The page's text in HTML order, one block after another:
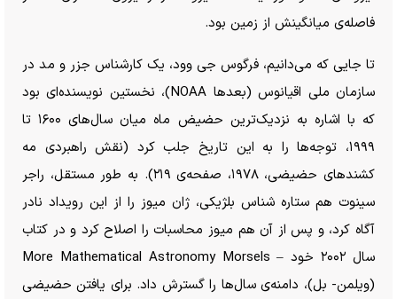
فاصله‌ی میانگینش از زمین بود.
تا جایی که می‌دانیم، فرگوس جی وود، یک کارشناس جزر و مد در
سازمان ملی اقیانوس (بعد‌ها NOAA)، نخستین نویسنده‌ای بود
که با اشاره به نزدیک‌ترین حضیض ماه میان سال‌های ۱۶۰۰ تا
۱۹۹۹، توجه‌ها را به این تاریخ جلب کرد (نقش راهبردی مه
کشند‌های حضیضی، ۱۹۷۸، صفحه‌ی ۲۱۹). به طور مستقل، راجر
سینوت هم ستاره شناس بلژیکی، ژان میوز را از این رویداد نادر
آگاه کرد، و پس از آن هم میوز محاسبات را اصلاح کرد و در کتاب
سال ۲۰۰۲ خود – More Mathematical Astronomy Morsels
(ویلمن- بل)، دامنه‌ی سال‌ها را گسترش داد. برای یافتن حضیضی